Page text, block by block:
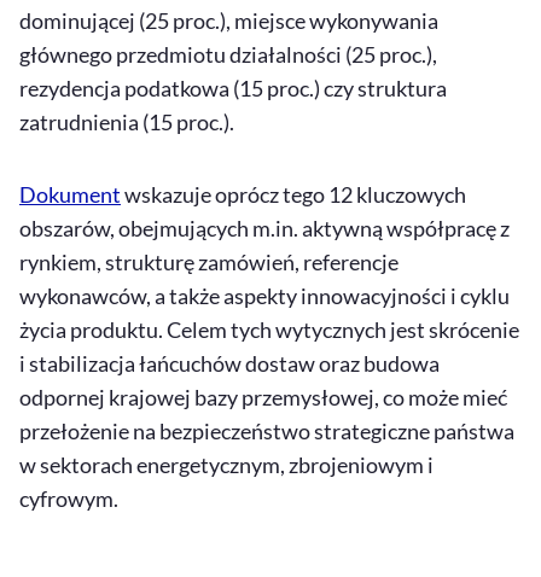
dominującej (25 proc.), miejsce wykonywania
głównego przedmiotu działalności (25 proc.),
rezydencja podatkowa (15 proc.) czy struktura
zatrudnienia (15 proc.).
Dokumentwskazuje oprócz tego 12 kluczowych
obszarów, obejmujących m.in. aktywną współpracę z
rynkiem, strukturę zamówień, referencje
wykonawców, a także aspekty innowacyjności i cyklu
życia produktu. Celem tych wytycznych jest skrócenie
i stabilizacja łańcuchów dostaw oraz budowa
odpornej krajowej bazy przemysłowej, co może mieć
przełożenie na bezpieczeństwo strategiczne państwa
w sektorach energetycznym, zbrojeniowym i
cyfrowym.